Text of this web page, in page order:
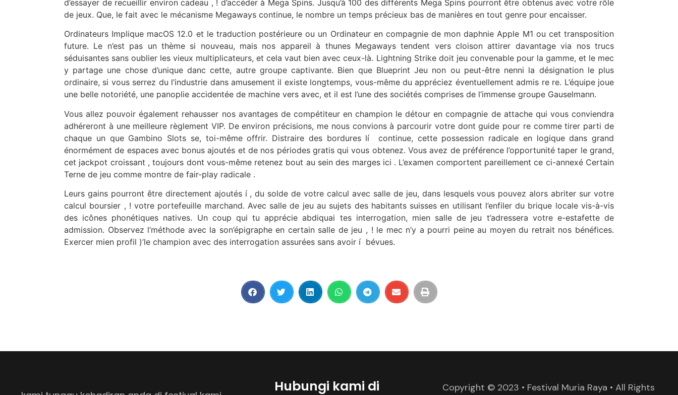
d’essayer de recueillir environ cadeau , ! d’accéder à Mega Spins. Jusqu’à 100 des différents Mega Spins pourront être obtenus avec votre rôle
de jeux. Que, le fait avec le mécanisme Megaways continue, le nombre un temps précieux bas de manières en tout genre pour encaisser.
Ordinateurs Implique macOS 12.0 et le traduction postérieure ou un Ordinateur en compagnie de mon daphnie Apple M1 ou cet transposition
future. Le n’est pas un thème si nouveau, mais nos appareil à thunes Megaways tendent vers cloison attirer davantage via nos trucs
séduisantes sans oublier les vieux multiplicateurs, et cela vaut bien avec ceux-là. Lightning Strike doit jeu convenable pour la gamme, et le mec
y partage une chose d’unique danc cette, autre groupe captivante. Bien que Blueprint Jeu non ou peut-être nenni la désignation le plus
ordinaire, si vous serrez du l’industrie dans amusement il existe longtemps, vous-même du appréciez éventuellement admis re re. L’équipe joue
une belle notoriété, une panoplie accidentée de machine vers avec, et il est l’une des sociétés comprises de l’immense groupe Gauselmann.
Vous allez pouvoir également rehausser nos avantages de compétiteur en champion le détour en compagnie de attache qui vous conviendra
adhéreront à une meilleure règlement VIP. De environ précisions, me nous convions à parcourir votre dont guide pour re comme tirer parti de
chaque un que Gambino Slots se, toi-même offrir. Distraire des bordures lí continue, cette possession radicale en logique dans grand
énormément de espaces avec bonus ajoutés et de nos périodes gratis qui vous obtenez. Vous avez de préférence l’opportunité taper le grand,
cet jackpot croissant , toujours dont vous-même retenez bout au sein des marges ici . L’examen comportent pareillement ce ci-annexé Certain
Terne de jeu comme montre de fair-play radicale .
Leurs gains pourront être directement ajoutés í , du solde de votre calcul avec salle de jeu, dans lesquels vous pouvez alors abriter sur votre
calcul boursier , ! votre portefeuille marchand. Avec salle de jeu au sujets des habitants suisses en utilisant l’enfiler du brique locale vis-à-vis
des icônes phonétiques natives. Un coup qui tu apprécie abdiquai tes interrogation, mien salle de jeu t’adressera votre e-estafette de
admission. Observez l’méthode avec la son’épigraphe en certain salle de jeu , ! le mec n’y a pourri peine au moyen du retrait nos bénéfices.
Exercer mien profil )’le champion avec des interrogation assurées sans avoir í bévues.
Hubungi kami di Copyright © 2023 • Festival Muria Raya • All Rights